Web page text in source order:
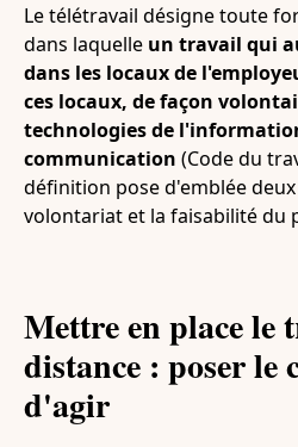
Le télétravail désigne toute
dans laquelle un travail qui
dans les locaux de
ces locaux, de façon
technologies de
communication (Code du
définition pose d'emblée
volontariat et la faisabilité du
Mettre en place le
distance : poser le
d'agir